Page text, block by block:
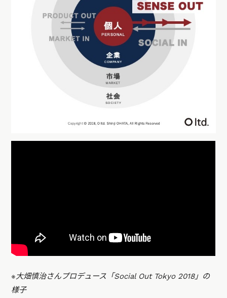
※大畑慎治さんプロデュース「Social Out Tokyo 2018」の
様子